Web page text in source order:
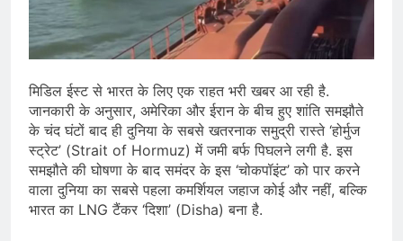
मिडिल ईस्ट से भारत के लिए एक राहत भरी खबर आ रही है.
जानकारी के अनुसार, अमेरिका और ईरान के बीच हुए शांति समझौते
के चंद घंटों बाद ही दुनिया के सबसे खतरनाक समुद्री रास्ते ‘होर्मुज
स्ट्रेट’ (Strait of Hormuz) में जमी बर्फ पिघलने लगी है. इस
समझौते की घोषणा के बाद समंदर के इस ‘चोकपॉइंट’ को पार करने
वाला दुनिया का सबसे पहला कमर्शियल जहाज कोई और नहीं, बल्कि
भारत का LNG टैंकर ‘दिशा’ (Disha) बना है.